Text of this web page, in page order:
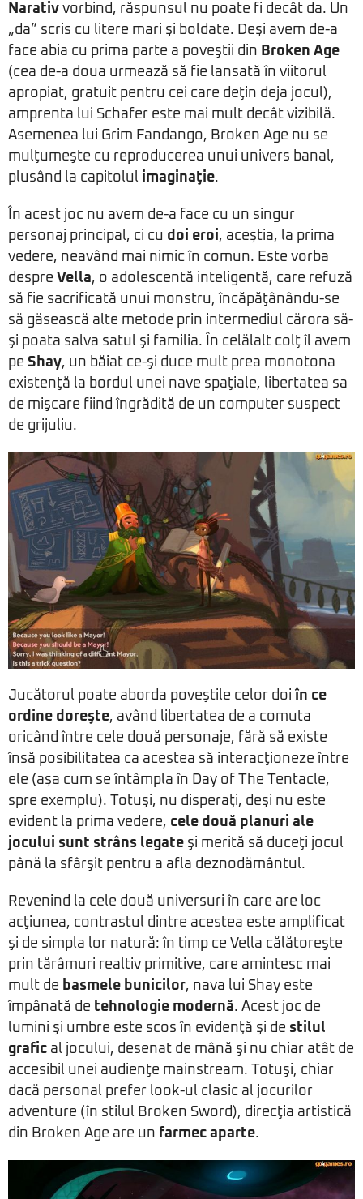
Narativ vorbind, răspunsul nu poate fi decât da. Un
„da” scris cu litere mari şi boldate. Deşi avem de-a
face abia cu prima parte a poveştii din Broken Age
(cea de-a doua urmează să fie lansată în viitorul
apropiat, gratuit pentru cei care deţin deja jocul),
amprenta lui Schafer este mai mult decât vizibilă.
Asemenea lui Grim Fandango, Broken Age nu se
mulţumeşte cu reproducerea unui univers banal,
plusând la capitolul imaginaţie.
În acest joc nu avem de-a face cu un singur
personaj principal, ci cu doi eroi, aceştia, la prima
vedere, neavând mai nimic în comun. Este vorba
despre Vella, o adolescentă inteligentă, care refuză
să fie sacrificată unui monstru, încăpăţânându-se
să găsească alte metode prin intermediul cărora să-
şi poata salva satul şi familia. În celălalt colţ îl avem
pe Shay, un băiat ce-şi duce mult prea monotona
existenţă la bordul unei nave spaţiale, libertatea sa
de mişcare fiind îngrădită de un computer suspect
de grijuliu.
Jucătorul poate aborda poveştile celor doi în ce
ordine doreşte, având libertatea de a comuta
oricând între cele două personaje, fără să existe
însă posibilitatea ca acestea să interacţioneze între
ele (aşa cum se întâmpla în Day of The Tentacle,
spre exemplu). Totuşi, nu disperaţi, deşi nu este
evident la prima vedere, cele două planuri ale
jocului sunt strâns legate şi merită să duceţi jocul
până la sfârşit pentru a afla deznodământul.
Revenind la cele două universuri în care are loc
acţiunea, contrastul dintre acestea este amplificat
şi de simpla lor natură: în timp ce Vella călătoreşte
prin tărâmuri realtiv primitive, care amintesc mai
mult de basmele bunicilor, nava lui Shay este
împânată de tehnologie modernă. Acest joc de
lumini şi umbre este scos în evidenţă şi de stilul
grafic al jocului, desenat de mână şi nu chiar atât de
accesibil unei audienţe mainstream. Totuşi, chiar
dacă personal prefer look-ul clasic al jocurilor
adventure (în stilul Broken Sword), direcţia artistică
din Broken Age are un farmec aparte.